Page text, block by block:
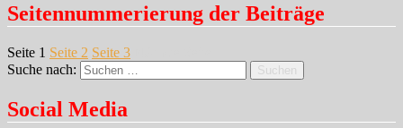
Seitennummerierung der Beiträge
Seite 1 Seite 2 Seite 3
Suche nach:
Suchen
Social Media